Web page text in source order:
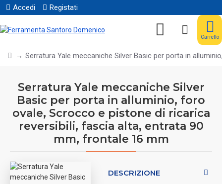
Accedi Registati
Carrello
Serratura Yale meccaniche Silver Basic per porta in
Serratura Yale meccaniche Silver
Basic per porta in alluminio, foro
ovale, Scrocco e pistone di ricarica
reversibili, fascia alta, entrata 90
mm, frontale 16 mm
DESCRIZIONE